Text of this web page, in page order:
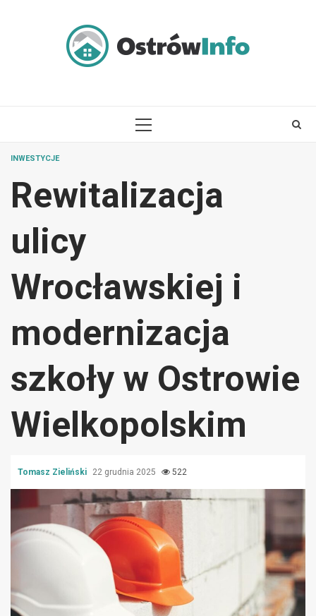
PRIMARY
INWESTYCJE
Rewitalizacja
ulicy
Wrocławskiej i
modernizacja
szkoły w Ostrowie
Wielkopolskim
Tomasz Zieliński 22 grudnia 2025 522